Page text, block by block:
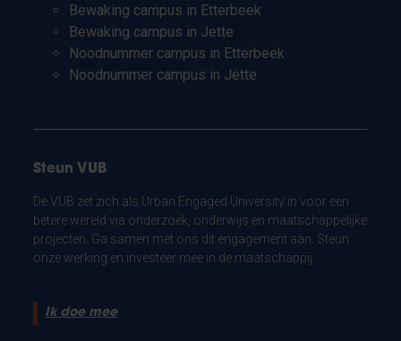
Bewaking campus in Etterbeek
Bewaking campus in Jette
Noodnummer campus in Etterbeek
Noodnummer campus in Jette
Steun VUB
De VUB zet zich als Urban Engaged University in voor een
betere wereld via onderzoek, onderwijs en maatschappelijke
projecten. Ga samen met ons dit engagement aan. Steun
onze werking en investeer mee in de maatschappij.
Ik doe mee